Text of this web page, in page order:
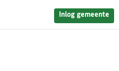
Inlog gemeente